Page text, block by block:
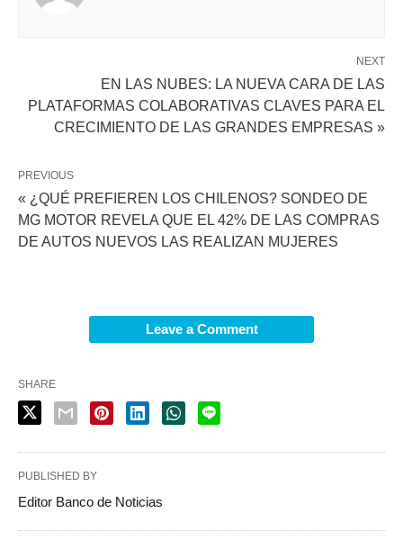
NEXT
EN LAS NUBES: LA NUEVA CARA DE LAS
PLATAFORMAS COLABORATIVAS CLAVES PARA EL
CRECIMIENTO DE LAS GRANDES EMPRESAS »
PREVIOUS
« ¿QUÉ PREFIEREN LOS CHILENOS? SONDEO DE
MG MOTOR REVELA QUE EL 42% DE LAS COMPRAS
DE AUTOS NUEVOS LAS REALIZAN MUJERES
Leave a Comment
SHARE
PUBLISHED BY
Editor Banco de Noticias